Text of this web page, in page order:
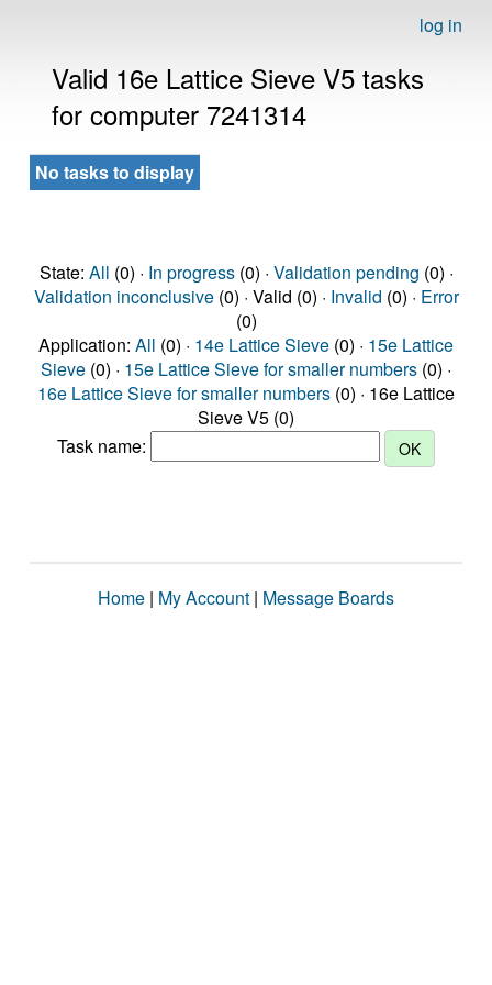
log in
Valid 16e Lattice Sieve V5 tasks
for computer 7241314
No tasks to display
State: All (0) · In progress(0) · Validation pending (0) ·
Validation inconclusive(0) · Valid (0) · Invalid (0) · Error
(0)
Application: All (0) · 14e Lattice Sieve (0) · 15e Lattice
Sieve (0) · 15e Lattice Sieve for smaller numbers (0) ·
16e Lattice Sieve for smaller numbers (0) · 16e Lattice
Sieve V5 (0)
Task name:
Home | My Account | Message Boards